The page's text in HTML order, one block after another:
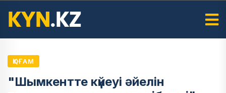
ҚОҒАМ
"Шымкентте күйеуі әйелін